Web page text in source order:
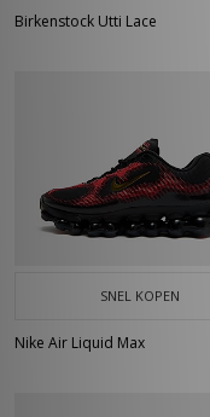
Birkenstock Utti Lace
SNEL KOPEN
Nike Air Liquid Max